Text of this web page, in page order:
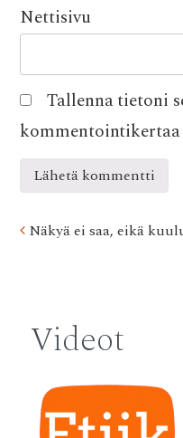
Nettisivu
Tallenna tietoni
kommentointikertaa
Post
Näkyä ei saa, eikä
Videot